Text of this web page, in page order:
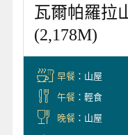
瓦爾帕羅拉
(2,178M)
早餐：山屋
午餐：輕食
晚餐：山屋